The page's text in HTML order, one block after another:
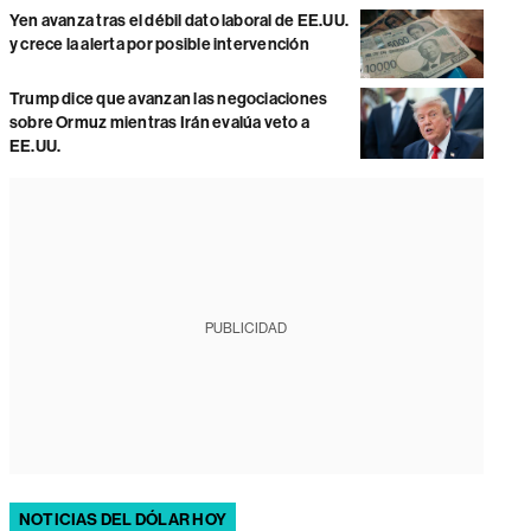
Yen avanza tras el débil dato laboral de EE.UU.
y crece la alerta por posible intervención
Trump dice que avanzan las negociaciones
sobre Ormuz mientras Irán evalúa veto a
EE.UU.
PUBLICIDAD
NOTICIAS DEL DÓLAR HOY